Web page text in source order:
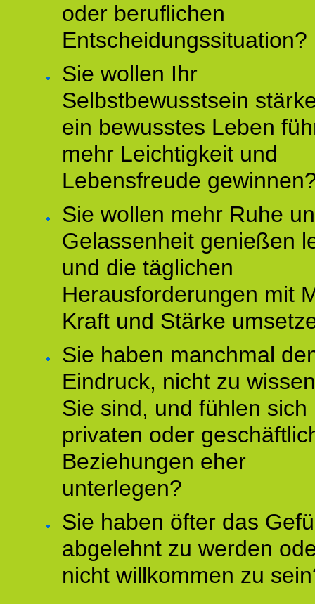
oder beruflichen
Entscheidungssituation?
Sie wollen Ihr
Selbstbewusstsein
ein bewusstes Leben
mehr Leichtigkeit und
Lebensfreude
Sie wollen mehr Ruhe
Gelassenheit genießen
und die täglichen
Herausforderungen mit
Kraft und Stärke
Sie haben manchmal
Eindruck, nicht zu
Sie sind, und fühlen sich
privaten oder
Beziehungen eher
unterlegen?
Sie haben öfter das
abgelehnt zu werden
nicht willkommen zu